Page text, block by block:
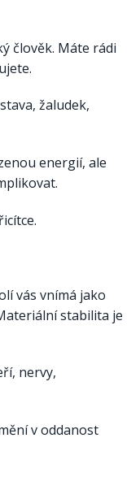
člověk. Máte rádi
žaludek,
energií, ale
vás vnímá jako
stabilita je
nervy,
v oddanost